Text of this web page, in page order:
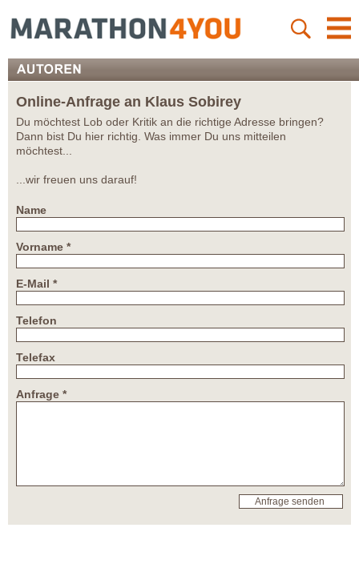
Online-Anfrage an Klaus Sobirey
Du möchtest Lob oder Kritik an die richtige Adresse bringen?
Dann bist Du hier richtig. Was immer Du uns mitteilen
möchtest...
...wir freuen uns darauf!
Name
Vorname *
E-Mail *
Telefon
Telefax
Anfrage *